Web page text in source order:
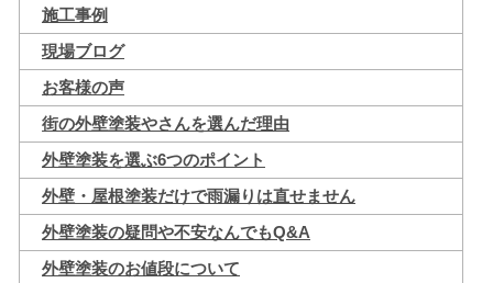
施工事例
現場ブログ
お客様の声
街の外壁塗装やさんを選んだ理由
外壁塗装を選ぶ6つのポイント
外壁・屋根塗装だけで雨漏りは直せません
外壁塗装の疑問や不安なんでもQ&A
外壁塗装のお値段について